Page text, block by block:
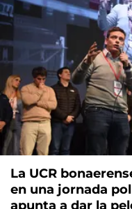
La UCR
en una jornada
apunta a dar la